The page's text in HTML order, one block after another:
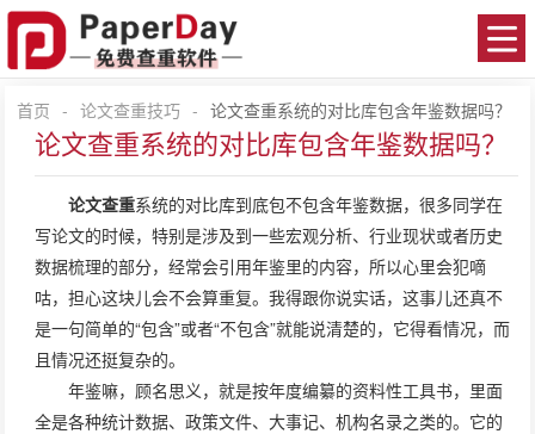
首页 - 论文查重技巧 - 论文查重系统的对比库包含年鉴数据吗？
论文查重系统的对比库包含年鉴数据吗？
论文查重系统的对比库到底包不包含年鉴数据，很多同学在
写论文的时候，特别是涉及到一些宏观分析、行业现状或者历史
数据梳理的部分，经常会引用年鉴里的内容，所以心里会犯嘀
咕，担心这块儿会不会算重复。我得跟你说实话，这事儿还真不
是一句简单的“包含”或者“不包含”就能说清楚的，它得看情况，而
且情况还挺复杂的。
年鉴嘛，顾名思义，就是按年度编纂的资料性工具书，里面
全是各种统计数据、政策文件、大事记、机构名录之类的。它的